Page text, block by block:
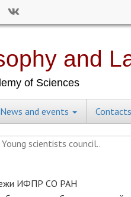
News and events Contacts
Young scientists council..
ИФПР СО РАН